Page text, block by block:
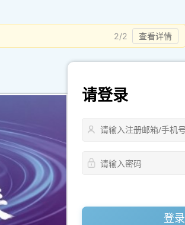
2/2 查看详情
请登录
登录